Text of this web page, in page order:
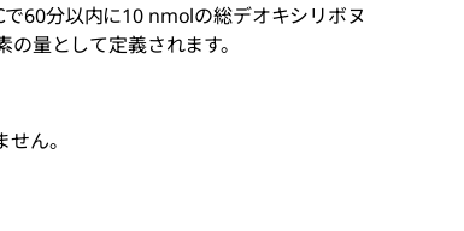
60分以内に10 nmolの総デオキシリボヌ
量として定義されます。
ん。